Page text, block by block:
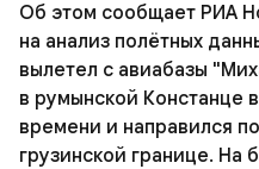
Об этом сообщает РИА
на анализ полётных
вылетел с авиабазы
в румынской Констанце
времени и направился
грузинской границе. На